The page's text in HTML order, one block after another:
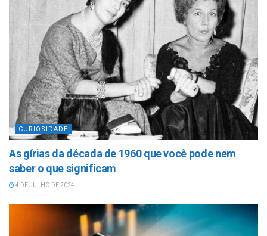
CURIOSIDADE
As gírias da década de 1960 que você pode nem
saber o que significam
4 DE JULHO DE 2024